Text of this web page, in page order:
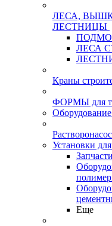
ЛЕСА,
ЛЕСТНИЦЫ
ЛЕСА
Краны
ФОРМЫ для
Установки
Еще